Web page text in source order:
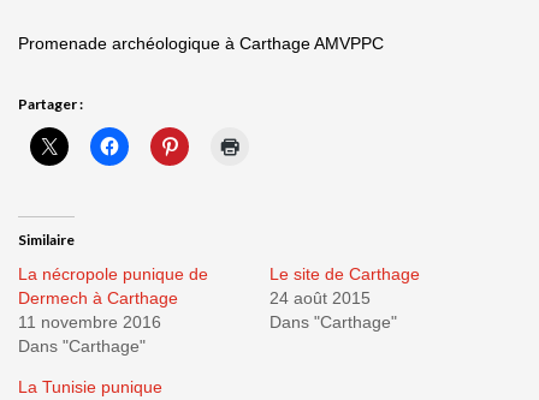
Promenade archéologique à Carthage AMVPPC
Partager :
Similaire
La nécropole punique de
Dermech à Carthage
11 novembre 2016
Dans "Carthage"
Le site de Carthage
24 août 2015
Dans "Carthage"
La Tunisie punique